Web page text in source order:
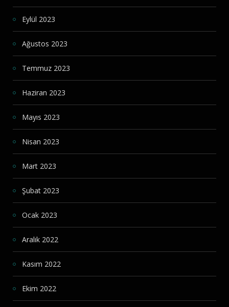
Eylül 2023
Ağustos 2023
Temmuz 2023
Haziran 2023
Mayıs 2023
Nisan 2023
Mart 2023
Şubat 2023
Ocak 2023
Aralık 2022
Kasım 2022
Ekim 2022